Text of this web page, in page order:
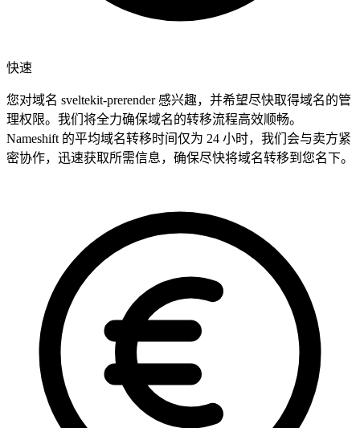
快速
您对域名 sveltekit-prerender 感兴趣，并希望尽快取得域名的管
理权限。我们将全力确保域名的转移流程高效顺畅。
Nameshift 的平均域名转移时间仅为 24 小时，我们会与卖方紧
密协作，迅速获取所需信息，确保尽快将域名转移到您名下。